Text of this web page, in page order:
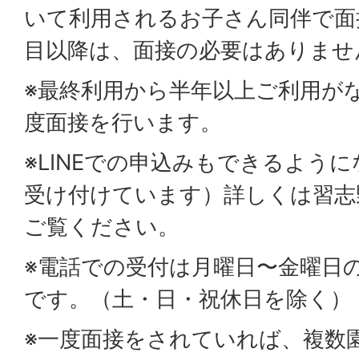
いて利用されるお子さん同伴で
目以降は、面接の必要はありま
※最終利用から半年以上ご利用が
度面接を行います。
※LINEでの申込みもできるよう
受け付けています）詳しくは習
ご覧ください。
※電話での受付は月曜日〜金曜日
です。（土・日・祝休日を除く）
※一度面接をされていれば、複数